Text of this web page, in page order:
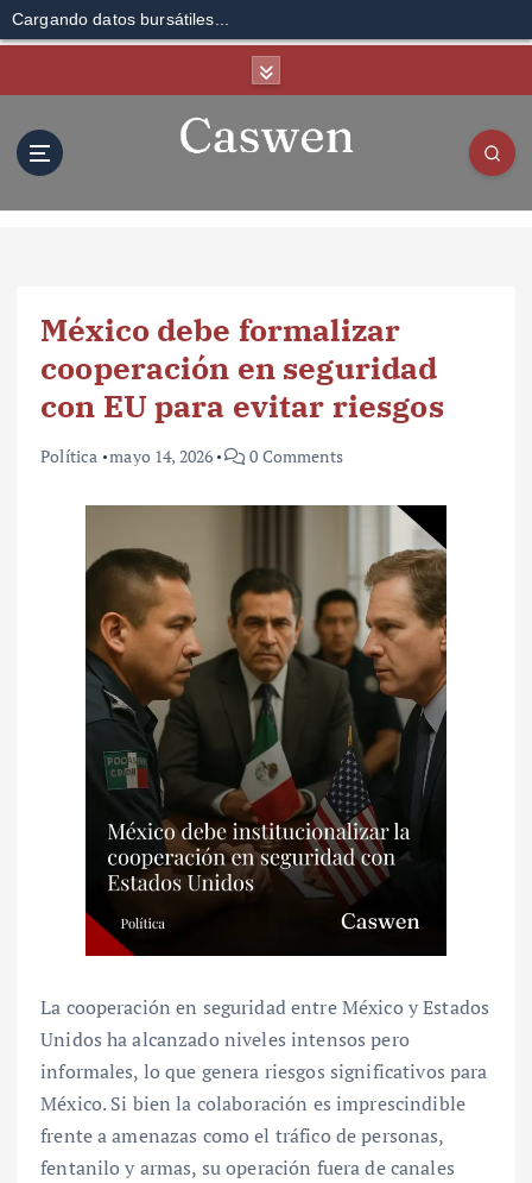
Cargando datos bursátiles...
México debe formalizar
cooperación en seguridad
con EU para evitar riesgos
Política mayo 14, 2026 0 Comments
La cooperación en seguridad entre México y Estados
Unidos ha alcanzado niveles intensos pero
informales, lo que genera riesgos significativos para
México. Si bien la colaboración es imprescindible
frente a amenazas como el tráfico de personas,
fentanilo y armas, su operación fuera de canales